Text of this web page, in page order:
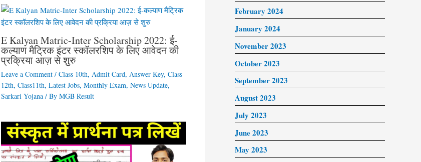
E Kalyan Matric-Inter Scholarship 2022: ई-
कल्याण मैट्रिक इंटर स्कॉलरशिप के लिए आवेदन की
प्रक्रिया आज़ से शुरु
Leave a Comment / Class 10th, Admit Card, Answer Key, Class
12th, Class11th, Latest Jobs, Monthly Exam, News Update,
Sarkari Yojana/ By MGB Result
February 2024
January 2024
November 2023
October 2023
September 2023
August 2023
July 2023
June 2023
May 2023